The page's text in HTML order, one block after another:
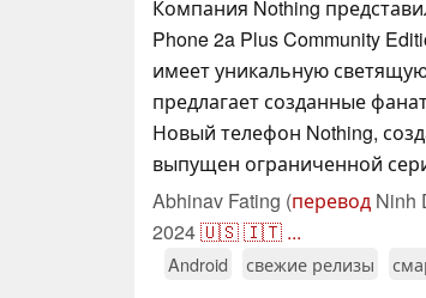
Компания Nothing
Phone 2a Plus Community
имеет уникальную
предлагает созданные
Новый телефон Nothing,
выпущен ограниченной
Abhinav Fating (перевод Ninh
2024🇺🇸🇮🇹 ...
Android свежие релизы